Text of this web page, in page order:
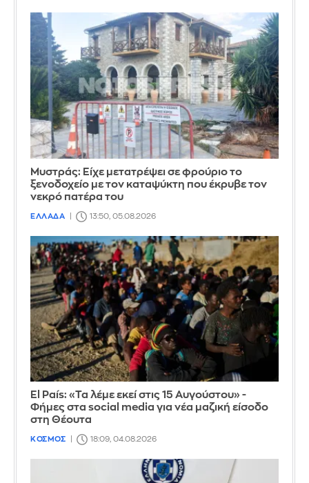
Mυστράς: Είχε μετατρέψει σε φρούριο το
ξενοδοχείο με τον καταψύκτη που έκρυβε τον
νεκρό πατέρα του
ΕΛΛΑΔΑ 13:50, 05.08.2026
El País: «Τα λέμε εκεί στις 15 Αυγούστου» -
Φήμες στα social media για νέα μαζική είσοδο
στη Θέουτα
ΚΟΣΜΟΣ 18:09, 04.08.2026